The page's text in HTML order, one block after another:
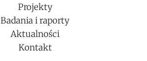
Projekty
Badania i raporty
Aktualności
Kontakt